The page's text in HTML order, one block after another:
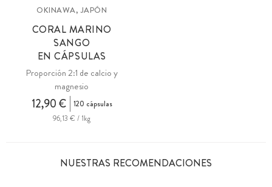
OKINAWA, JAPÓN
CORAL MARINO
SANGO
EN CÁPSULAS
Proporción 2:1 de calcio y
magnesio
12,90 €
120 cápsulas
96,13 € / 1kg
NUESTRAS RECOMENDACIONES